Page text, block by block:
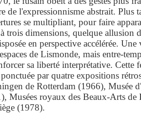
de l'expressionnisme abstrait. Plus
se multipliant, pour faire
trois dimensions, quelque allusion
en perspective accélérée.
de Lismonde, mais entre-
sa liberté interprétative. Cette
par quatre expositions
de Rotterdam (1966), Musée
Musées royaux des Beaux-Arts de
(1978).